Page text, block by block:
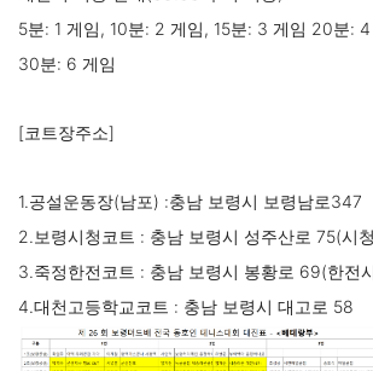
5분: 1 게임, 10분: 2 게임, 15분: 3 게임 20분:
30분: 6 게임
[코트장주소]
1.공설운동장(남포) :충남 보령시 보령남로347
2.보령시청코트 : 충남 보령시 성주산로 75(시
3.죽정한전코트 : 충남 보령시 봉황로 69(한전
4.대천고등학교코트 : 충남 보령시 대고로 58